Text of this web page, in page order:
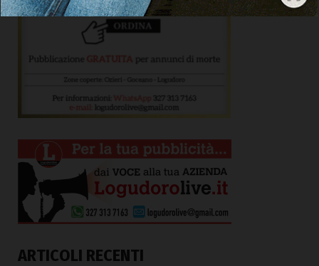
ARTICOLI RECENTI